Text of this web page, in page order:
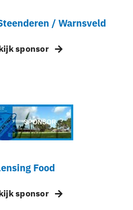
/ Warnsveld
sponsor
Food
sponsor